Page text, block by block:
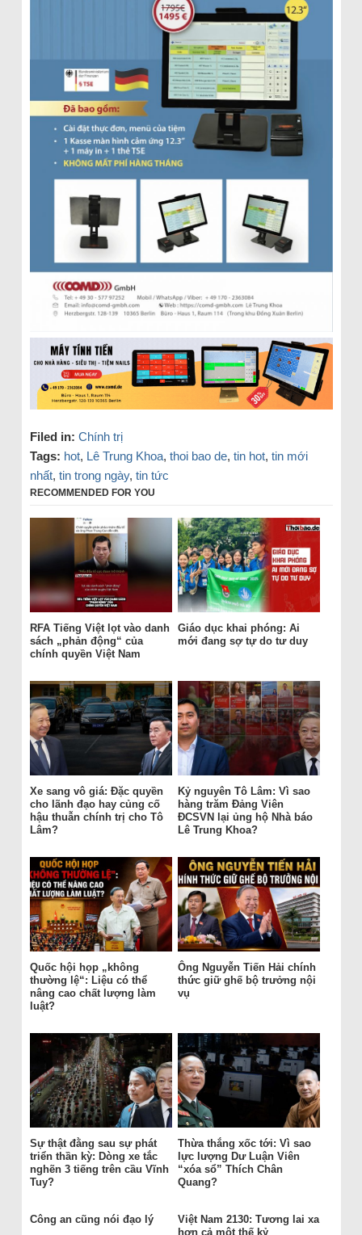
Filed in: Chính trị
Tags: hot, Lê Trung Khoa, thoi bao de, tin hot, tin mới
nhất, tin trong ngày, tin tức
RECOMMENDED FOR YOU
RFA Tiếng Việt lọt vào danh
sách „phản động“ của
chính quyền Việt Nam
Giáo dục khai phóng: Ai
mới đang sợ tự do tư duy
Xe sang vô giá: Đặc quyền
cho lãnh đạo hay củng cố
hậu thuẫn chính trị cho Tô
Lâm?
Kỷ nguyên Tô Lâm: Vì sao
hàng trăm Đảng Viên
ĐCSVN lại ủng hộ Nhà báo
Lê Trung Khoa?
Quốc hội họp „không
thường lệ“: Liệu có thể
nâng cao chất lượng làm
luật?
Ông Nguyễn Tiến Hải chính
thức giữ ghế bộ trưởng nội
vụ
Sự thật đằng sau sự phát
triển thần kỳ: Dòng xe tắc
nghẽn 3 tiếng trên cầu Vĩnh
Tuy?
Thừa thắng xốc tới: Vì sao
lực lượng Dư Luận Viên
“xóa sổ” Thích Chân
Quang?
Công an cũng nói đạo lý
Việt Nam 2130: Tương lai xa
hơn cả một thế kỷ